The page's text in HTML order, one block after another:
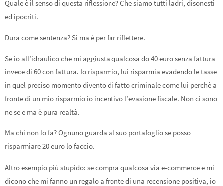
Quale è il senso di questa riflessione? Che siamo tutti ladri, disonesti
ed ipocriti.
Dura come sentenza? Si ma è per far riflettere.
Se io all’idraulico che mi aggiusta qualcosa do 40 euro senza fattura
invece di 60 con fattura. Io risparmio, lui risparmia evadendo le tasse
in quel preciso momento divento di fatto criminale come lui perchè a
fronte di un mio risparmio io incentivo l’evasione fiscale. Non ci sono
ne se e ma è pura realtà.
Ma chi non lo fa? Ognuno guarda al suo portafoglio se posso
risparmiare 20 euro lo faccio.
Altro esempio più stupido: se compra qualcosa via e-commerce e mi
dicono che mi fanno un regalo a fronte di una recensione positiva, io